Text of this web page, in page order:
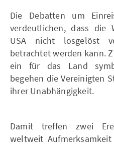
Die Debatten um
verdeutlichen, dass die
USA nicht losgelöst
betrachtet werden kann.
ein für das Land
begehen die Vereinigten
ihrer Unabhängigkeit.
Damit treffen zwei
weltweit